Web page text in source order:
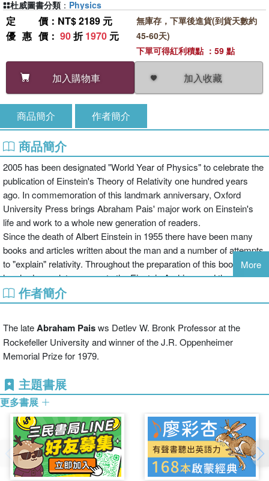
定價 ：NT$ 2189 元
優惠價 ： 90折1970 元
加入購物車 加入收藏
無庫存，下單後進貨(到貨天數約
45-60天)
下單可得紅利積點 ：59 點
杜威圖書分類 ： Physics
商品簡介 作者簡介
商品簡介
2005 has been designated "World Year of Physics" to celebrate the
publication of Einstein's Theory of Relativity one hundred years
ago. In commemoration of this landmark anniversary, Oxford
University Press brings Abraham Pais' major work on Einstein's
life and work to a whole new generation of readers.
Since the death of Albert Einstein in 1955 there have been many
books and articles written about the man and a number of attempts
to "explain" relativity. Throughout the preparation of this book, Pais
has had complete access to the Einstein Archives and the
invaluable guidance of the late Helen Dukas--formerly Einstein's
private secretary
Subtle is the Lordwill delight and inspire anyone fascinated by the
man whose revolutionary ideas have defined modern physics.
More
作者簡介
The lateAbraham Paisws Detlev W. Bronk Professor at the
Rockefeller University and winner of the J.R. Oppenheimer
Memorial Prize for 1979.
主題書展
更多書展